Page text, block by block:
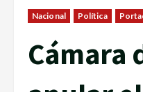
Nacional Política
Cámara